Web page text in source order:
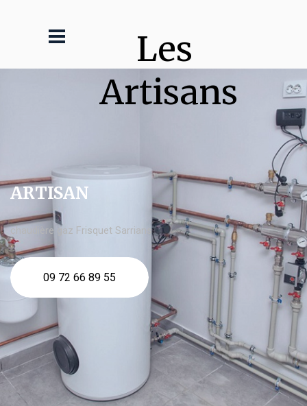
Les
Artisans
ARTISAN
chaudière gaz Frisquet Sarrians
09 72 66 89 55